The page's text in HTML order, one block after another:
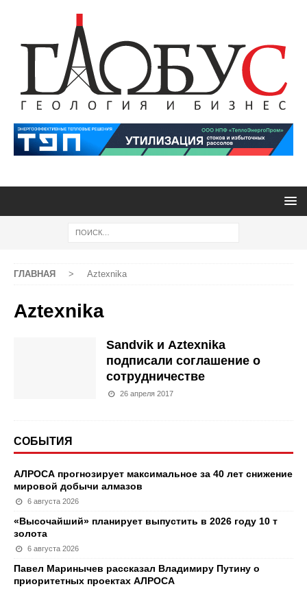
ГЛАВНАЯ > Aztexnika
Aztexnika
Sandvik и Aztexnika
подписали соглашение о
сотрудничестве
26 апреля 2017
СОБЫТИЯ
АЛРОСА прогнозирует максимальное за 40 лет снижение
мировой добычи алмазов
6 августа 2026
«Высочайший» планирует выпустить в 2026 году 10 т
золота
6 августа 2026
Павел Маринычев рассказал Владимиру Путину о
приоритетных проектах АЛРОСА